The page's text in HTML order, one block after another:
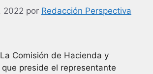
2022 por Redacción Perspectiva
Comisión de Hacienda y
preside el representante